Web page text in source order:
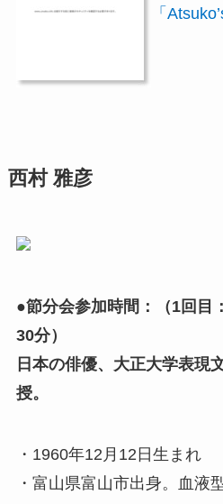
「
西村 雅彦
●節分会参加時間：（1回
30分）
日本の俳優、大正大学表現
授。
・1960年12月12日生まれ
・富山県富山市出身。血液